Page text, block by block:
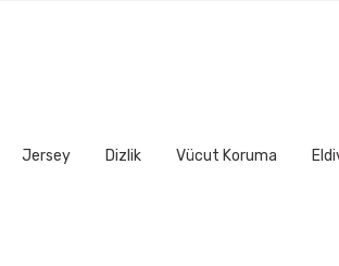
Jersey Dizlik Vücut Koruma